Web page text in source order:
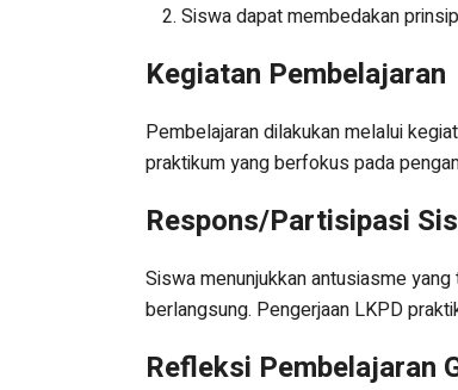
Siswa dapat membedakan
Kegiatan Pembelajaran
Pembelajaran dilakukan melalui
praktikum yang berfokus pada
Respons/Partisipasi
Siswa menunjukkan antusiasme
berlangsung. Pengerjaan LKPD
Refleksi Pembelajaran